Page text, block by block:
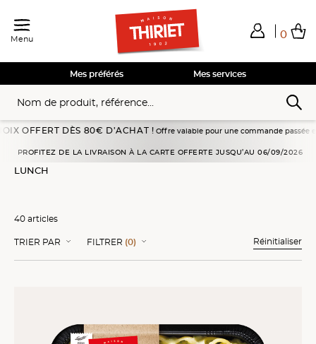
Menu 0
Total de mes achats
Voir mon panier
Voir mon panier
Voir mon panier
Voir mon panier
Mes services
Mes préférés
DÈS 80€ D’ACHAT !Offre valable pour une commande passée en livraison à
PROFITEZ DE LA LIVRAISON À LA CARTE OFFERTE JUSQU’AU 06/09/2026
LUNCH
40 articles
TRIER PAR FILTRER (0) Réinitialiser